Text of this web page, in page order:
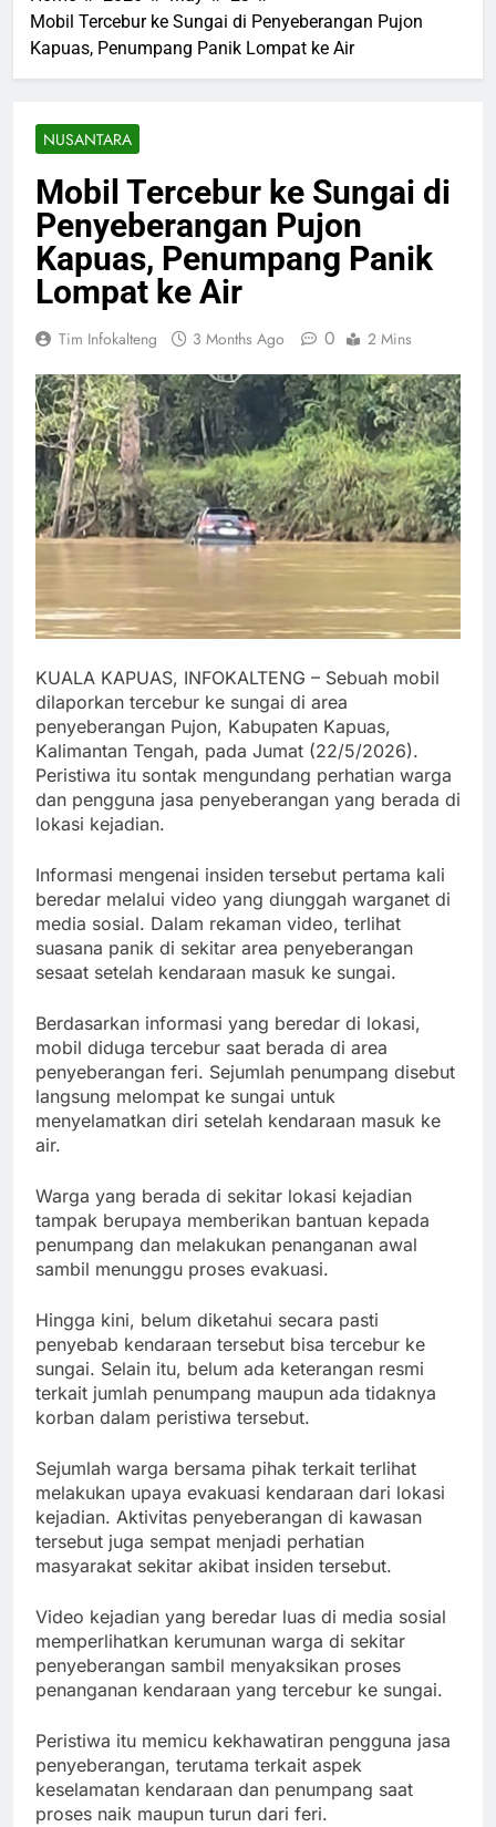
Mobil Tercebur ke Sungai di Penyeberangan Pujon
Kapuas, Penumpang Panik Lompat ke Air
NUSANTARA
Mobil Tercebur ke Sungai di
Penyeberangan Pujon
Kapuas, Penumpang Panik
Lompat ke Air
Tim Infokalteng 3 Months Ago 0 2 Mins
KUALA KAPUAS, INFOKALTENG – Sebuah mobil
dilaporkan tercebur ke sungai di area
penyeberangan Pujon, Kabupaten Kapuas,
Kalimantan Tengah, pada Jumat (22/5/2026).
Peristiwa itu sontak mengundang perhatian warga
dan pengguna jasa penyeberangan yang berada di
lokasi kejadian.
Informasi mengenai insiden tersebut pertama kali
beredar melalui video yang diunggah warganet di
media sosial. Dalam rekaman video, terlihat
suasana panik di sekitar area penyeberangan
sesaat setelah kendaraan masuk ke sungai.
Berdasarkan informasi yang beredar di lokasi,
mobil diduga tercebur saat berada di area
penyeberangan feri. Sejumlah penumpang disebut
langsung melompat ke sungai untuk
menyelamatkan diri setelah kendaraan masuk ke
air.
Warga yang berada di sekitar lokasi kejadian
tampak berupaya memberikan bantuan kepada
penumpang dan melakukan penanganan awal
sambil menunggu proses evakuasi.
Hingga kini, belum diketahui secara pasti
penyebab kendaraan tersebut bisa tercebur ke
sungai. Selain itu, belum ada keterangan resmi
terkait jumlah penumpang maupun ada tidaknya
korban dalam peristiwa tersebut.
Sejumlah warga bersama pihak terkait terlihat
melakukan upaya evakuasi kendaraan dari lokasi
kejadian. Aktivitas penyeberangan di kawasan
tersebut juga sempat menjadi perhatian
masyarakat sekitar akibat insiden tersebut.
Video kejadian yang beredar luas di media sosial
memperlihatkan kerumunan warga di sekitar
penyeberangan sambil menyaksikan proses
penanganan kendaraan yang tercebur ke sungai.
Peristiwa itu memicu kekhawatiran pengguna jasa
penyeberangan, terutama terkait aspek
keselamatan kendaraan dan penumpang saat
proses naik maupun turun dari feri.